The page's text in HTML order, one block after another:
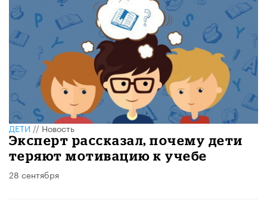
ДЕТИ//Новость
Эксперт рассказал, почему дети
теряют мотивацию к учебе
28 сентября